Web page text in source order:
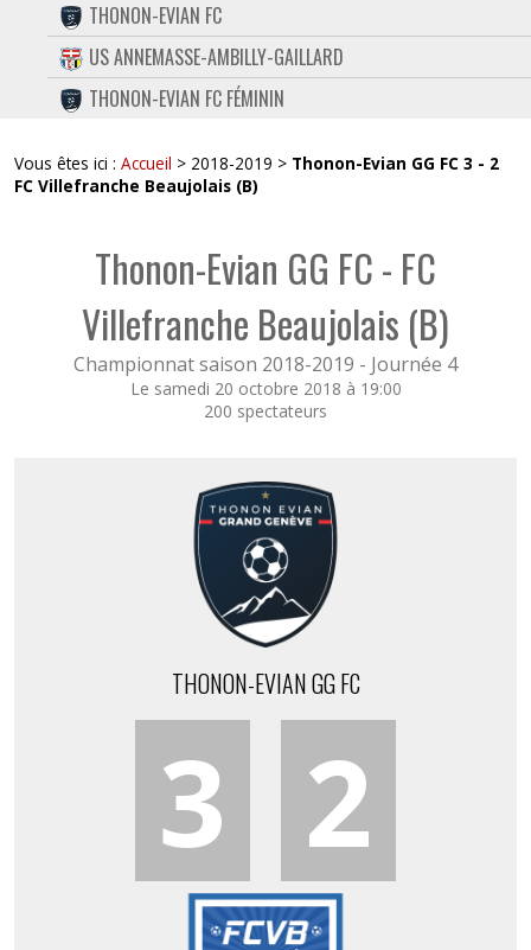
CONTACT
FACEBOOK
TWITTER
INSTAGRAM
THONON-EVIAN FC
US ANNEMASSE-AMBILLY-GAILLARD
THONON-EVIAN FC FÉMININ
Vous êtes ici : Accueil > 2018-2019 > Thonon-Evian GG FC 3 - 2
FC Villefranche Beaujolais (B)
Thonon-Evian GG FC - FC
Villefranche Beaujolais (B)
Championnat saison 2018-2019 - Journée 4
Le samedi 20 octobre 2018 à 19:00
200 spectateurs
THONON-EVIAN GG FC
3 2